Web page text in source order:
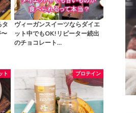
タ
ヴィーガンスイーツならダイエ
ット中でもOK!リピーター続出
のチョコレート…
ト プロテイン